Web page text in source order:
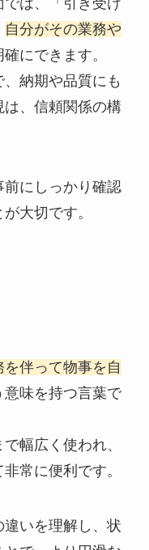
自分がその業務や
にできます。
、納期や品質にも
、信頼関係の構
にしっかり確認
大切です。
伴って物事を自
意味を持つ言葉で
幅広く使われ、
常に便利です。
いを理解し、状